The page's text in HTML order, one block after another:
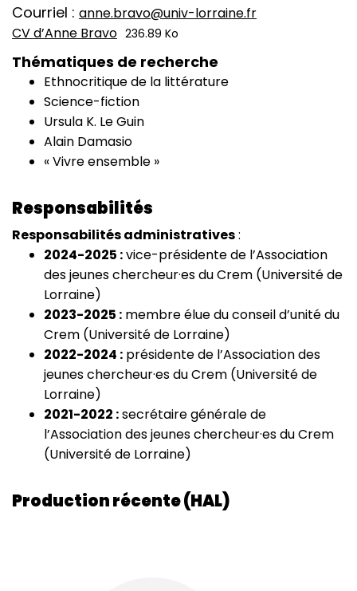
Courriel anne.bravo@univ-lorraine.fr
CV
CV d’Anne Bravo 236.89 Ko
Thématiques de recherche
Ethnocritique de la littérature
Science-fiction
Ursula K. Le Guin
Alain Damasio
« Vivre ensemble »
Responsabilités
Responsabilités administratives:
2024-2025 :vice-présidente de l’Association
des jeunes chercheur·es du Crem (Université de
Lorraine)
2023-2025 : membre élue du conseil d’unité du
Crem (Université de Lorraine)
2022-2024 : présidente de l’Association des
jeunes chercheur·es du Crem (Université de
Lorraine)
2021-2022 :secrétaire générale de
l’Association des jeunes chercheur·es du Crem
(Université de Lorraine)
Production récente (HAL)